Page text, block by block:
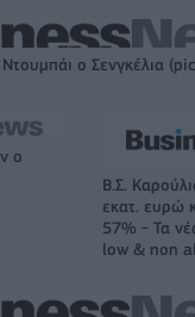
ο Σενγκέλια
ο
Β.Σ.
εκατ. ευρώ
57% - Τα
low & non